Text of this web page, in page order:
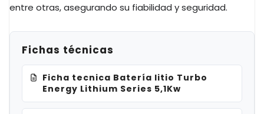
entre otras, asegurando su fiabilidad y seguridad.
Fichas técnicas
Ficha tecnica Batería litio Turbo
Energy Lithium Series 5,1Kw